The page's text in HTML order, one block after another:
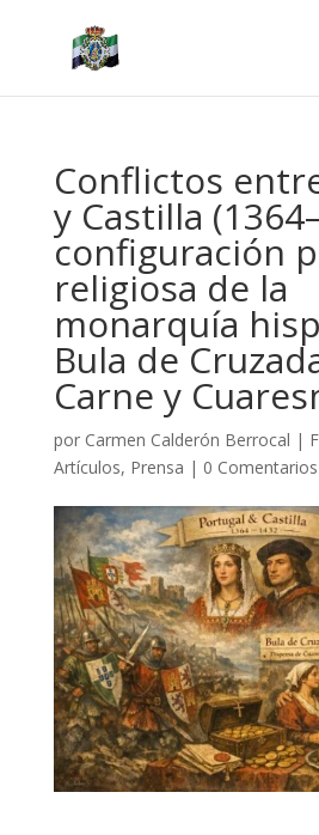
Conflictos
y Castilla
configuración
religiosa de la
monarquía
Bula de
Carne y
por Carmen Calderón Berrocal |
Artículos, Prensa | 0 Comentarios